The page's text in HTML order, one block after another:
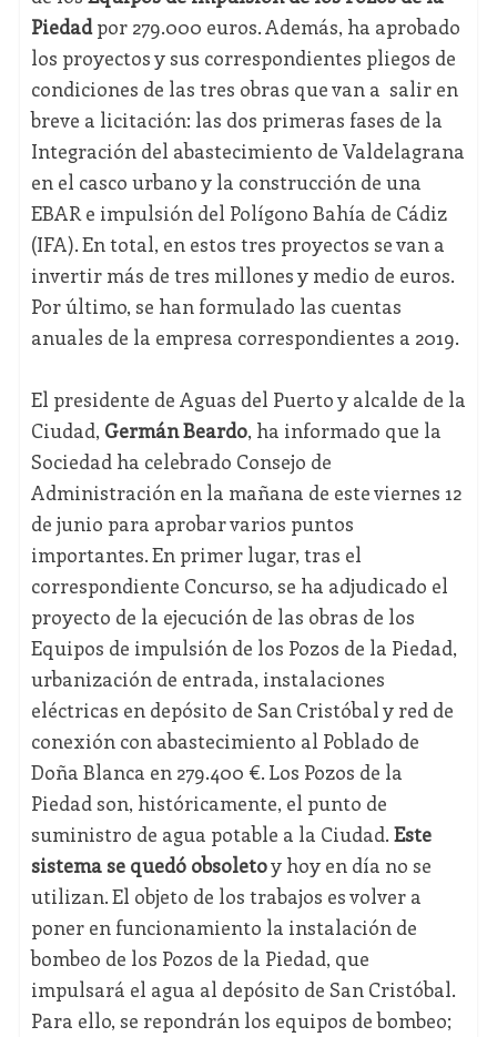
Piedadpor 279.000 euros. Además, ha aprobado
los proyectos y sus correspondientes pliegos de
condiciones de las tres obras que van a salir en
breve a licitación: las dos primeras fases de la
Integración del abastecimiento de Valdelagrana
en el casco urbano y la construcción de una
EBAR e impulsión del Polígono Bahía de Cádiz
(IFA). En total, en estos tres proyectos se van a
invertir más de tres millones y medio de euros.
Por último, se han formulado las cuentas
anuales de la empresa correspondientes a 2019.
El presidente de Aguas del Puerto y alcalde de la
Ciudad, Germán Beardo, ha informado que la
Sociedad ha celebrado Consejo de
Administración en la mañana de este viernes 12
de junio para aprobar varios puntos
importantes. En primer lugar, tras el
correspondiente Concurso, se ha adjudicado el
proyecto de la ejecución de las obras de los
Equipos de impulsión de los Pozos de la Piedad,
urbanización de entrada, instalaciones
eléctricas en depósito de San Cristóbal y red de
conexión con abastecimiento al Poblado de
Doña Blanca en 279.400 €. Los Pozos de la
Piedad son, históricamente, el punto de
suministro de agua potable a la Ciudad. Este
sistema se quedó obsoletoy hoy en día no se
utilizan. El objeto de los trabajos es volver a
poner en funcionamiento la instalación de
bombeo de los Pozos de la Piedad, que
impulsará el agua al depósito de San Cristóbal.
Para ello, se repondrán los equipos de bombeo;